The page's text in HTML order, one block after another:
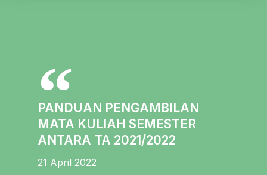
PANDUAN PENGAMBILAN
MATA KULIAH SEMESTER
ANTARA TA 2021/2022
21 April 2022